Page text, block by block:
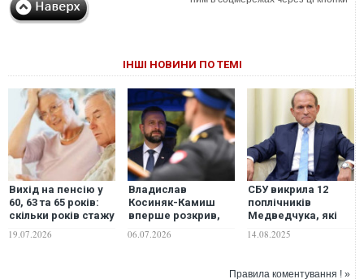
ІНШІ НОВИНИ ПО ТЕМІ
Вихід на пенсію у
60, 63 та 65 років:
скільки років стажу
знадобиться
українцям у 2026–
19.07.2026
Владислав
Косиняк-Камиш
вперше розкрив,
скільки Польща
витратила на
06.07.2026
СБУ викрила 12
поплічників
Медведчука, які
діяли на користь
РФ та проводили
14.08.2025
Правила коментування ! »